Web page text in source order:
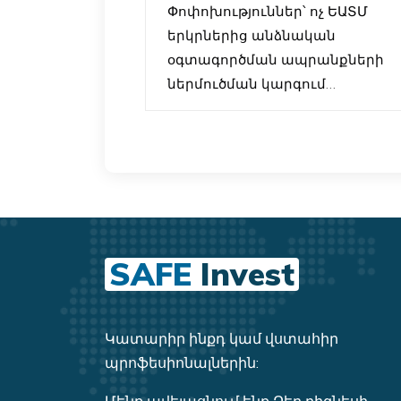
օգտագործման
ապրանքների ներ
Փոփոխություններ՝ ոչ ԵԱՏՄ
երկրներից անձնական
օգտագործման ապրանքների
ներմուծման կարգում
անձնական օգտագործման
Մասնավորապես
SAFE Invest
Կատարիր ինքդ կամ վստահիր
պրոֆեսիոնալներին: